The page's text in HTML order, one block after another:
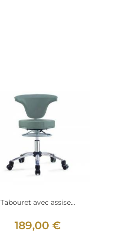
Tabouret avec assise...
189,00 €